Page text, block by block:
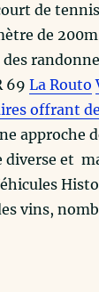
de
de
69La Routo
offrant
approche
diverse et
vins,